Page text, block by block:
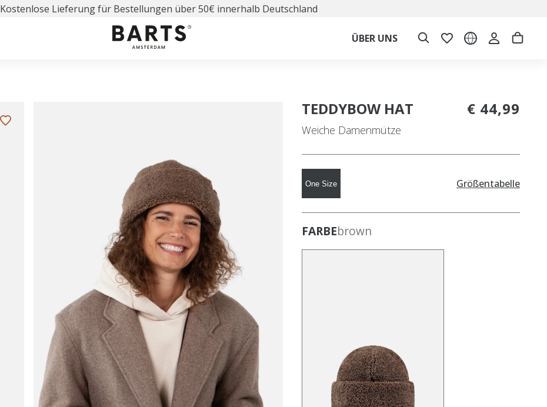
Kostenlose Lieferung für Bestellungen über 50€ innerhalb Deutschland
ÜBER UNS
TEDDYBOW HAT
Weiche Damenmütze
€ 44,99
One Size Größentabelle
FARBEbrown